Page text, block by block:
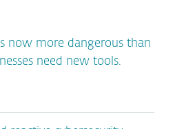
now more dangerous than
need new tools.